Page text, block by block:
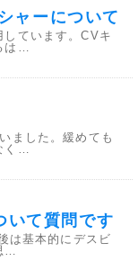
ャーについて
ています。CVキ
は…
ました。緩めても
く…
て質問です
は基本的にデスビ
…